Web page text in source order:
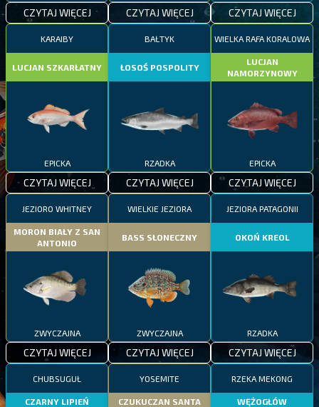
CZYTAJ WIĘCEJ CZYTAJ WIĘCEJ CZYTAJ WIĘCEJ
KARAIBY
LUCJAN SZKARŁATNY
EPICKA
CZYTAJ WIĘCEJ
BAŁTYK
ŁOSOŚ POSPOLITY
RZADKA
CZYTAJ WIĘCEJ
WIELKA RAFA KORALOWA
LUCJAN
NAMORZYNOWY
EPICKA
CZYTAJ WIĘCEJ
JEZIORO WHITNEY
MORON BIAŁY Z SAN
ANTONIO
ZWYCZAJNA
CZYTAJ WIĘCEJ
WIELKIE JEZIORA
BASS SŁONECZNY
ZWYCZAJNA
CZYTAJ WIĘCEJ
JEZIORA PATAGONII
OKOŃ KREOL
RZADKA
CZYTAJ WIĘCEJ
CHUBSUGUŁ
CZARNY LIPIEŃ
YOSEMITE
CZUKUCZAN SANTA
RZEKA MEKONG
WĘŻOGŁÓW